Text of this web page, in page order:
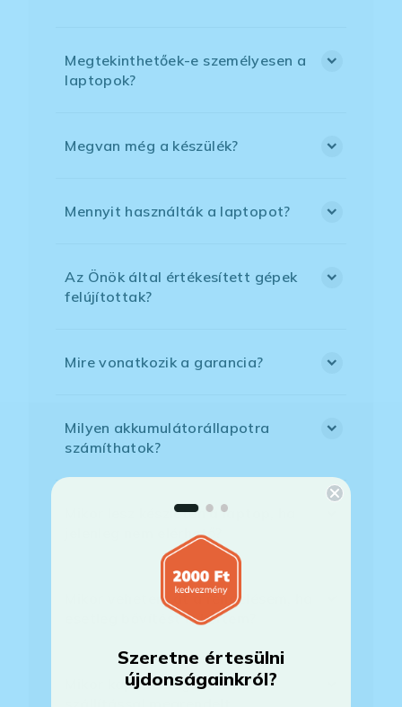
Megtekinthetőek-e személyesen a
laptopok?
Megvan még a készülék?
Mennyit használták a laptopot?
Az Önök által értékesített gépek
felújítottak?
Mire vonatkozik a garancia?
Milyen akkumulátorállapotra
számíthatok?
Mikor lesz készleten a laptop, ha
jelenleg nem elérhető?
Mikor vehetem át a rendelésem, ha
esetleg bővítést is kértem?
Mikor kapom meg a házhoz
Szeretne értesülni
újdonságainkról?